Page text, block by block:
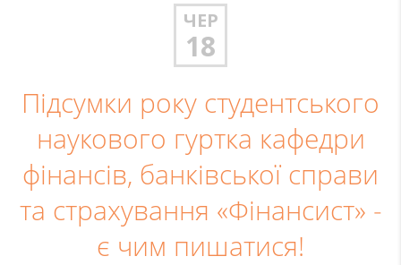
ЧЕР
18
Підсумки року студентського
наукового гуртка кафедри
фінансів, банківської справи
та страхування «Фінансист» ‒
є чим пишатися!